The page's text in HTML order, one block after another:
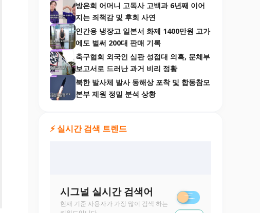
방은희 어머니 고독사 고백과 6년째 이어
지는 죄책감 및 후회 사연
인간용 냉장고 일본서 화제 1400만원 고가
에도 벌써 200대 판매 기록
축구협회 외국인 심판 성접대 의혹, 문체부
보고서로 드러난 과거 비리 정황
북한 발사체 발사 동해상 포착 및 합동참모
본부 제원 정밀 분석 상황
⚡ 실시간 검색 트렌드